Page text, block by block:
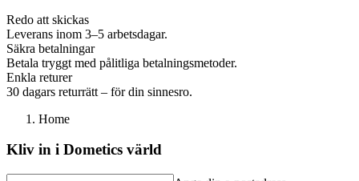
Redo att skickas
Leverans inom 3–5 arbetsdagar.
Säkra betalningar
Betala tryggt med pålitliga betalningsmetoder.
Enkla returer
30 dagars returrätt – för din sinnesro.
Home
Kliv in i Dometics värld